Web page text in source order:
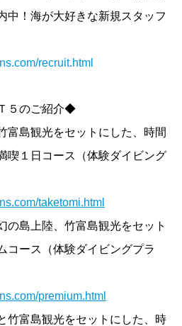
中！海が大好きな新規スタッフ
recruit.html
５のご紹介◆
島観光をセットにした、時間
喫１日コース（体験ダイビング
taketomi.html
島上陸、竹富島観光をセット
コース（体験ダイビングプラ
premium.html
富島観光をセットにした、時